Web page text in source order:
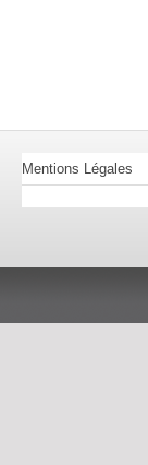
Mentions Légales